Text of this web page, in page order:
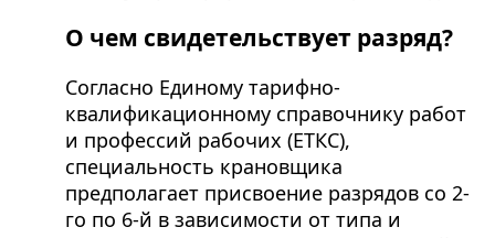
О чем свидетельствует разряд?
Согласно Единому тарифно-
квалификационному справочнику работ
и профессий рабочих (ЕТКС),
специальность крановщика
предполагает присвоение разрядов со 2-
го по 6-й в зависимости от типа и